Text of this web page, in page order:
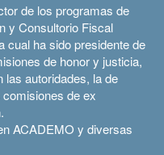
de los programas de
y Consultorio Fiscal
cual ha sido presidente de
de honor y justicia,
las autoridades, la de
de ex
ACADEMO y diversas